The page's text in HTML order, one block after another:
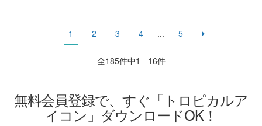
1 2 3 4 ... 5
全185件中1 - 16件
無料会員登録で、すぐ「トロピカルア
イコン」ダウンロードOK！